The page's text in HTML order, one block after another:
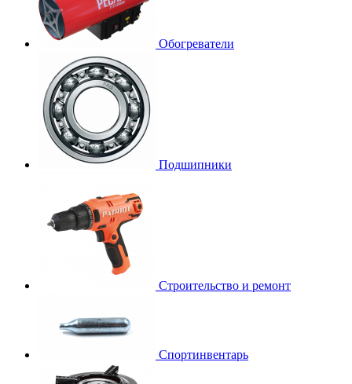
Обогреватели
Подшипники
Строительство и ремонт
Спортинвентарь